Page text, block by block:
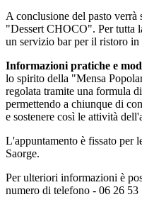
A conclusione del pasto verrà
"Dessert CHOCO". Per tutta
un servizio bar per il ristoro in
Informazioni pratiche e
lo spirito della "Mensa
regolata tramite una formula
permettendo a chiunque di
e sostenere così le attività
L'appuntamento è fissato per
Saorge.
Per ulteriori informazioni è
numero di telefono - 06 26 53